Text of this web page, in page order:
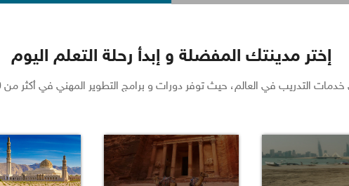
إختر مدينتك المفضلة و إبدأ رحلة التعلم اليو
العالم، حيث توفر دورات و برامج التطوير المهني في أكثر من 10 مدن في أوروبا و آسيا و الشرق الأوسط.